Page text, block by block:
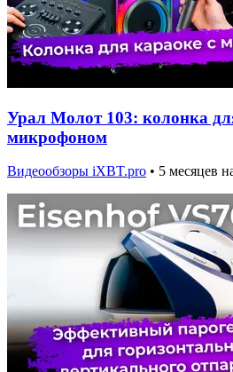
Урал Молот 103: колонка
микрофоном
Видеообзоры iXBT.pro • 5 месяцев